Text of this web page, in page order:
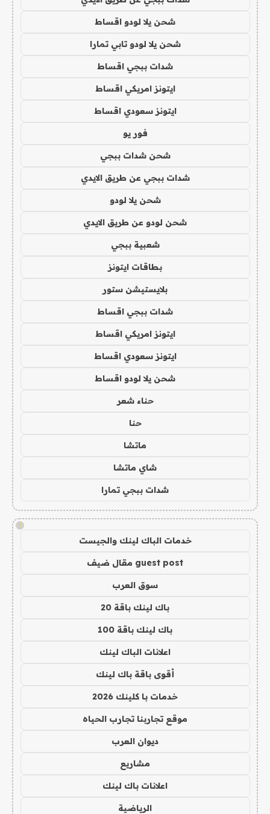
شحن يلا لودو اقساط
شحن يلا لودو تابي تمارا
شدات ببجي اقساط
ايتونز امريكي اقساط
ايتونز سعودي اقساط
فور يو
شحن شدات ببجي
شدات ببجي عن طريق الايدي
شحن يلا لودو
شحن لودو عن طريق الايدي
شعبية ببجي
بطاقات ايتونز
بلايستيشن ستور
شدات ببجي اقساط
ايتونز امريكي اقساط
ايتونز سعودي اقساط
شحن يلا لودو اقساط
حناء شعر
حنا
ماتشا
شاي ماتشا
شدات ببجي تمارا
!
خدمات الباك لينك والجيست
guest post مقال ضيف
سوق العرب
باك لينك باقة 20
باك لينك باقة 100
اعلانات الباك لينك
أقوى باقة باك لينك
خدمات با كلينك 2026
موقع تجاربنا تجارب الحياه
ديوان العرب
مشاريع
اعلانات باك لينك
الرياضية